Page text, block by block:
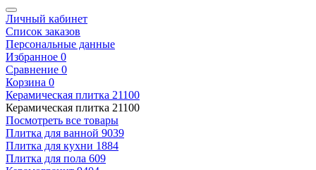
Личный кабинет
Список заказов
Персональные данные
Избранное 0
Сравнение 0
Корзина 0
Керамическая плитка 21100
Керамическая плитка 21100
Посмотреть все товары
Плитка для ванной 9039
Плитка для кухни 1884
Плитка для пола 609